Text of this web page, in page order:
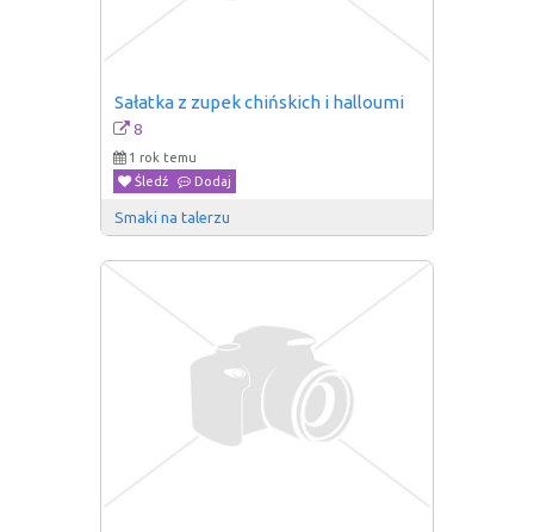
Sałatka z zupek chińskich i halloumi
8
1 rok temu
Śledź
Dodaj
Smaki na talerzu